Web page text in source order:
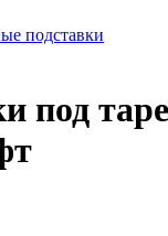
подставки
под